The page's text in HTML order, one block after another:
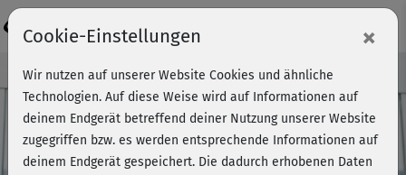
Cookie-Einstellungen ×
Wir nutzen auf unserer Website Cookies und ähnliche
Technologien. Auf diese Weise wird auf Informationen auf
deinem Endgerät betreffend deiner Nutzung unserer Website
zugegriffen bzw. es werden entsprechende Informationen auf
deinem Endgerät gespeichert. Die dadurch erhobenen Daten